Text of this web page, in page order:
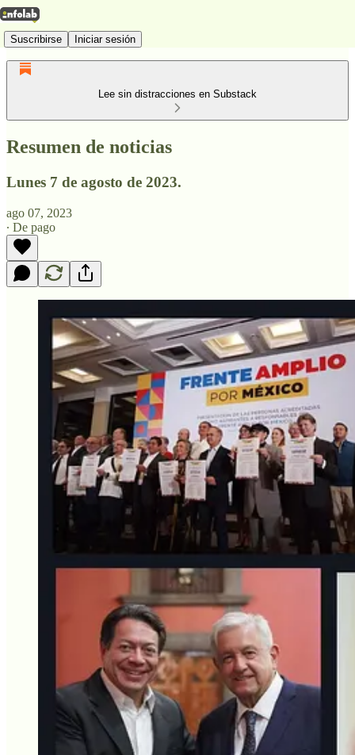
Suscribirse Iniciar sesión
Lee sin distracciones en Substack
Resumen de noticias
Lunes 7 de agosto de 2023.
ago 07, 2023
∙ De pago